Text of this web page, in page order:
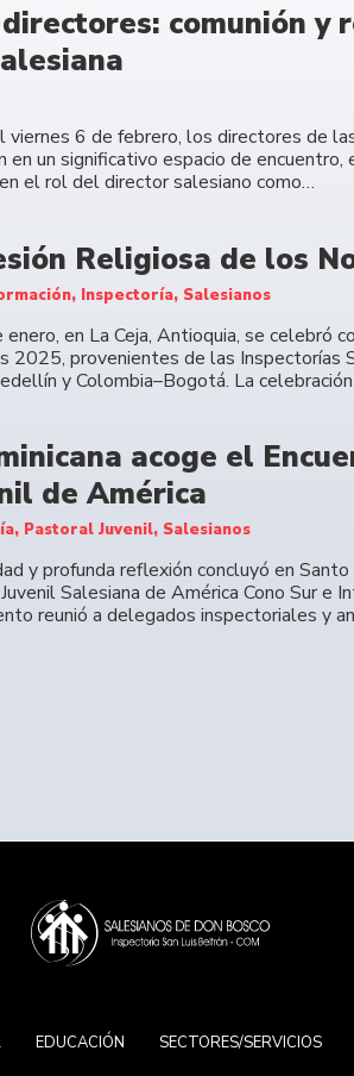
comunión y
viernes 6 de febrero, los directores de
un significativo espacio de encuentro,
el rol del director salesiano como…
Religiosa de los
Inspectoría, Salesianos
en La Ceja, Antioquia, se celebró
2025, provenientes de las Inspectorías
y Colombia–Bogotá. La
acoge el
de América
Pastoral Juvenil, Salesianos
y profunda reflexión concluyó en
Salesiana de América Cono Sur e
reunió a delegados inspectoriales y
EDUCACIÓN SECTORES/SERVICIOS